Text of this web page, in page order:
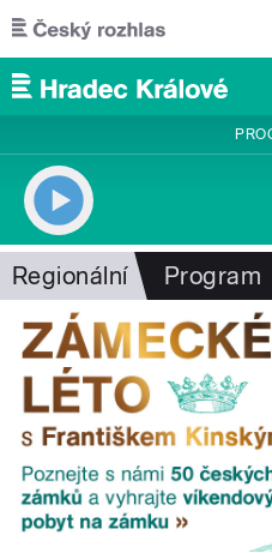
Přejít k hlavnímu obsahu
Regionální Program